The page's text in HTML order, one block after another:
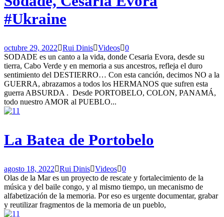
#Ukraine
octubre 29, 2022 Rui Dinis Videos 0
SODADE es un canto a la vida, donde Cesaria Evora, desde su
tierra, Cabo Verde y en memoria a sus ancestros, refleja el duro
sentimiento del DESTIERRO… Con esta canción, decimos NO a la
GUERRA, abrazamos a todos los HERMANOS que sufren esta
guerra ABSURDA . Desde PORTOBELO, COLON, PANAMÁ,
todo nuestro AMOR al PUEBLO...
La Batea de Portobelo
agosto 18, 2022 Rui Dinis Videos 0
Olas de la Mar es un proyecto de rescate y fortalecimiento de la
música y del baile congo, y al mismo tiempo, un mecanismo de
alfabetización de la memoria. Por eso es urgente documentar, grabar
y reutilizar fragmentos de la memoria de un pueblo,